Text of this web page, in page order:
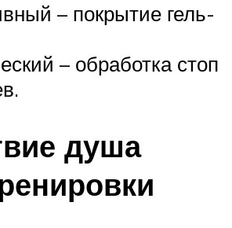
– покрытие гель-
– обработка стоп
душа